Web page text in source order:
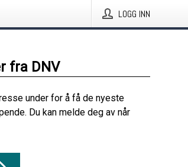
LOGG INN
fra DNV
under for å få de nyeste
Du kan melde deg av når